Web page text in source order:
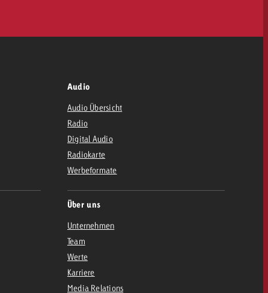
Audio
Audio Übersicht
Radio
Digital Audio
Radiokarte
Werbeformate
Über uns
Unternehmen
Team
Werte
Karriere
Media Relations